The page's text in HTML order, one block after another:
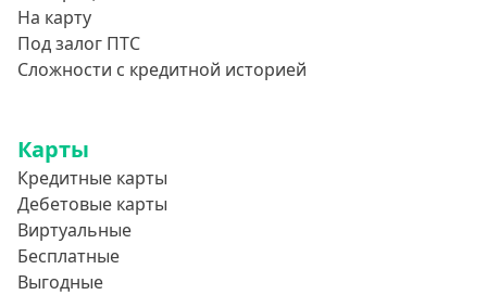
Привет Сосед
Квику
Веб-Займ
Лайм Займ
Доброзайм
Деньги Мгновенно
На карту
Под залог ПТС
Сложности с кредитной историей
Карты
Кредитные карты
Дебетовые карты
Виртуальные
Бесплатные
Выгодные